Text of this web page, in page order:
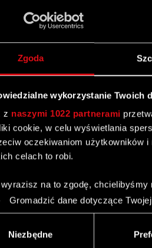
Zgoda
wykorzystanie Twoich
z naszymi 1022 partnerami
cookie, w celu wyświetlania
oczekiwaniom użytkowników
celach to robi.
na to zgodę, chcielibyśmy
Gromadzić dane dotyczące
Identyfikować Twoje urządzenie,
się więcej odnośnie tego, jak
Niezbędne
wartości.
2011 – korekta
o których mowa w art. 69
2011
o których mowa w art. 69